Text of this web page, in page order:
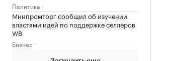
Политика
Минпромторг сообщил об изучении
властями идей по поддержке селлеров
WB
Бизнес